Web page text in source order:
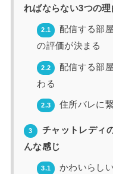
ればならない3つの理
2.1
配信する部
の評価が決まる
2.2
配信する部
わる
2.3 住所バレに
3
チャットレディ
んな感じ
3.1 かわいらし